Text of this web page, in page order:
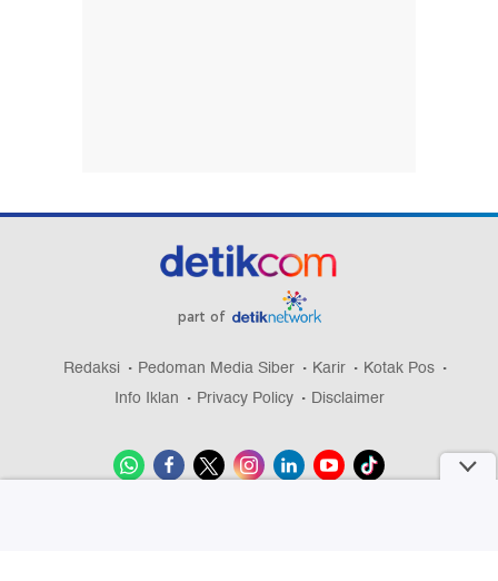
part of
Redaksi Pedoman Media Siber Karir
Kotak Pos
Info Iklan
Privacy Policy Disclaimer